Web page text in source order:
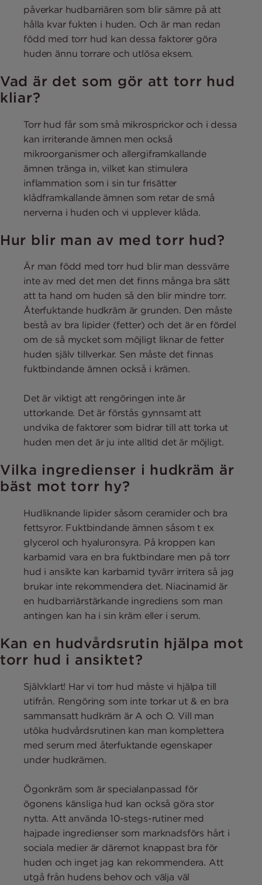
påverkar hudbarriären som blir sämre på att
hålla kvar fukten i huden. Och är man redan
född med torr hud kan dessa faktorer göra
huden ännu torrare och utlösa eksem.
Vad är det som gör att torr hud
kliar?
Torr hud får som små mikrosprickor och i dessa
kan irriterande ämnen men också
mikroorganismer och allergiframkallande
ämnen tränga in, vilket kan stimulera
inflammation som i sin tur frisätter
klådframkallande ämnen som retar de små
nerverna i huden och vi upplever klåda.
Hur blir man av med torr hud?
Är man född med torr hud blir man dessvärre
inte av med det men det finns många bra sätt
att ta hand om huden så den blir mindre torr.
Återfuktande hudkräm är grunden. Den måste
bestå av bra lipider (fetter) och det är en fördel
om de så mycket som möjligt liknar de fetter
huden själv tillverkar. Sen måste det finnas
fuktbindande ämnen också i krämen.
Det är viktigt att rengöringen inte är
uttorkande. Det är förstås gynnsamt att
undvika de faktorer som bidrar till att torka ut
huden men det är ju inte alltid det är möjligt.
Vilka ingredienser i hudkräm är
bäst mot torr hy?
Hudliknande lipider såsom ceramider och bra
fettsyror. Fuktbindande ämnen såsom t ex
glycerol och hyaluronsyra. På kroppen kan
karbamid vara en bra fuktbindare men på torr
hud i ansikte kan karbamid tyvärr irritera så jag
brukar inte rekommendera det. Niacinamid är
en hudbarriärstärkande ingrediens som man
antingen kan ha i sin kräm eller i serum.
Kan en hudvårdsrutin hjälpa mot
torr hud i ansiktet?
Självklart! Har vi torr hud måste vi hjälpa till
utifrån. Rengöring som inte torkar ut & en bra
sammansatt hudkräm är A och O. Vill man
utöka hudvårdsrutinen kan man komplettera
med serum med återfuktande egenskaper
under hudkrämen.
Ögonkräm som är specialanpassad för
ögonens känsliga hud kan också göra stor
nytta. Att använda 10-stegs-rutiner med
hajpade ingredienser som marknadsförs hårt i
sociala medier är däremot knappast bra för
huden och inget jag kan rekommendera. Att
utgå från hudens behov och välja väl